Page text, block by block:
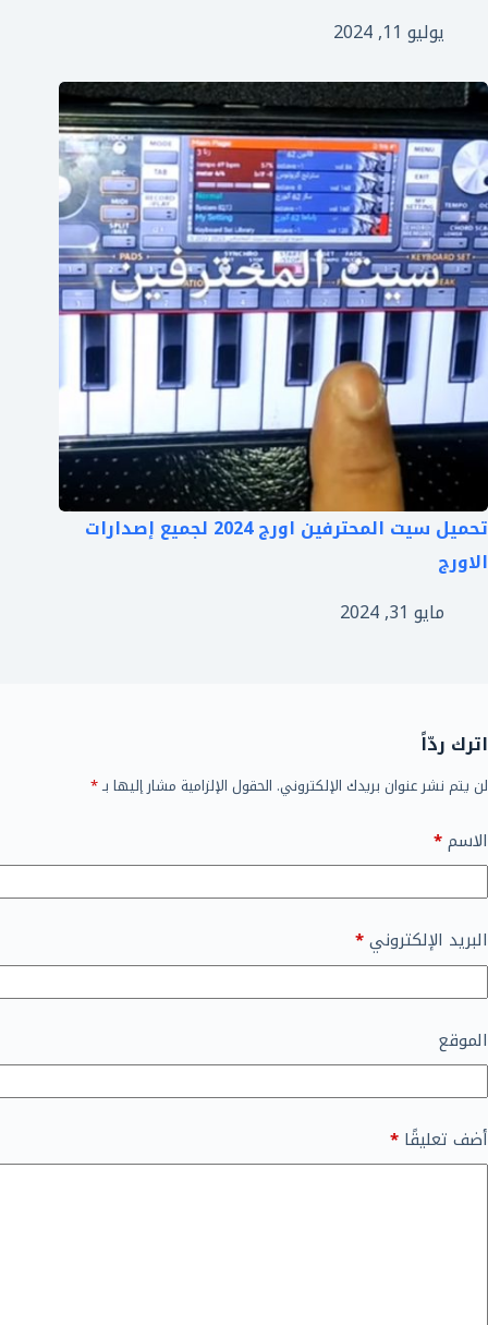
يوليو 11, 2024
تحميل سيت المحترفين اورج 2024 لجميع إصدارات
الاورج
مايو 31, 2024
اترك ردّاً
لن يتم نشر عنوان بريدك الإلكتروني. الحقول الإلزامية مشار إليها بـ*
الاسم*
البريد الإلكتروني*
الموقع
أضف تعليقًا *